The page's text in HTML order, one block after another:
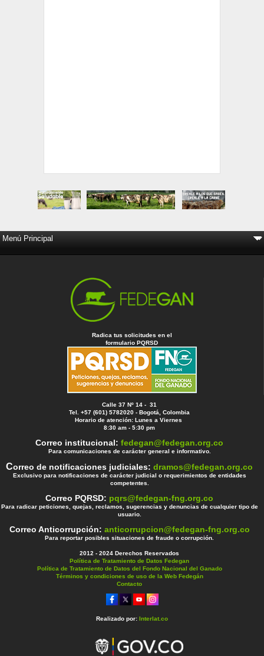
Radica tus solicitudes en el
formulario PQRSD
Calle 37 Nº 14 - 31
Tel. +57 (601) 5782020 - Bogotá, Colombia
Horario de atención: Lunes a Viernes
8:30 am - 5:30 pm
Correo institucional:fedegan@fedegan.org.co
Para comunicaciones de carácter general e informativo.
Correo de notificaciones judiciales:dramos@fedegan.org.co
Exclusivo para notificaciones de carácter judicial o requerimientos de entidades
competentes.
Correo PQRSD: pqrs@fedegan-fng.org.co
Para radicar peticiones, quejas, reclamos, sugerencias y denuncias de cualquier tipo de
usuario.
Correo Anticorrupción: anticorrupcion@fedegan-fng.org.co
Para reportar posibles situaciones de fraude o corrupción.
2012 - 2024 Derechos Reservados
Política de Tratamiento de Datos Fedegan
Política de Tratamiento de Datos del Fondo Nacional del Ganado
Términos y condiciones de uso de la Web Fedegán
Contacto
Realizado por: Interlat.co